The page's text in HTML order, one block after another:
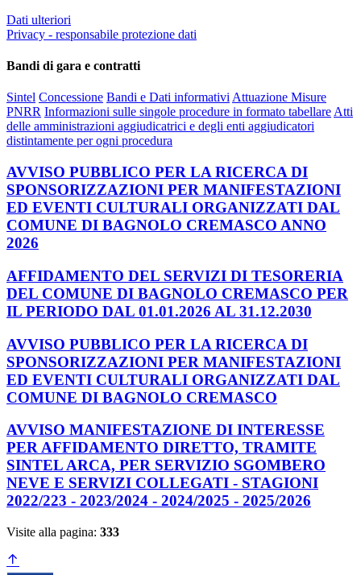
Dati ulteriori
Privacy - responsabile protezione dati
Bandi di gara e contratti
Sintel Concessione Bandi e Dati informativi Attuazione Misure
PNRR Informazioni sulle singole procedure in formato tabellare Atti
delle amministrazioni aggiudicatrici e degli enti aggiudicatori
distintamente per ogni procedura
AVVISO PUBBLICO PER LA RICERCA DI
SPONSORIZZAZIONI PER MANIFESTAZIONI
ED EVENTI CULTURALI ORGANIZZATI DAL
COMUNE DI BAGNOLO CREMASCO ANNO
2026
AFFIDAMENTO DEL SERVIZI DI TESORERIA
DEL COMUNE DI BAGNOLO CREMASCO PER
IL PERIODO DAL 01.01.2026 AL 31.12.2030
AVVISO PUBBLICO PER LA RICERCA DI
SPONSORIZZAZIONI PER MANIFESTAZIONI
ED EVENTI CULTURALI ORGANIZZATI DAL
COMUNE DI BAGNOLO CREMASCO
AVVISO MANIFESTAZIONE DI INTERESSE
PER AFFIDAMENTO DIRETTO, TRAMITE
SINTEL ARCA, PER SERVIZIO SGOMBERO
NEVE E SERVIZI COLLEGATI - STAGIONI
2022/223 - 2023/2024 - 2024/2025 - 2025/2026
Visite alla pagina: 333